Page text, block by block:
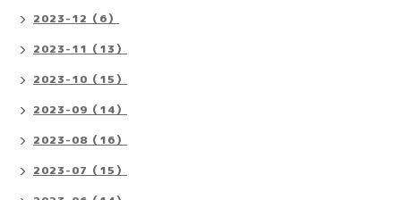
2023-12（6）
2023-11（13）
2023-10（15）
2023-09（14）
2023-08（16）
2023-07（15）